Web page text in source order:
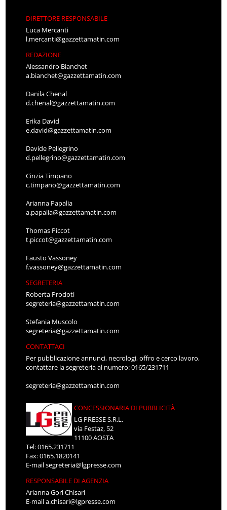
DIRETTORE RESPONSABILE
Luca Mercanti
l.mercanti@gazzettamatin.com
REDAZIONE
Alessandro Bianchet
a.bianchet@gazzettamatin.com
Danila Chenal
d.chenal@gazzettamatin.com
Erika David
e.david@gazzettamatin.com
Davide Pellegrino
d.pellegrino@gazzettamatin.com
Cinzia Timpano
c.timpano@gazzettamatin.com
Arianna Papalia
a.papalia@gazzettamatin.com
Thomas Piccot
t.piccot@gazzettamatin.com
Fausto Vassoney
f.vassoney@gazzettamatin.com
SEGRETERIA
Roberta Prodoti
segreteria@gazzettamatin.com
Stefania Muscolo
segreteria@gazzettamatin.com
CONTATTACI
Per pubblicazione annunci, necrologi, offro e cerco lavoro,
contattare la segreteria al numero: 0165/231711
segreteria@gazzettamatin.com
CONCESSIONARIA DI PUBBLICITÀ
LG PRESSE S.R.L.
via Festaz, 52
11100 AOSTA
Tel: 0165.231711
Fax: 0165.1820141
E-mailsegreteria@lgpresse.com
RESPONSABILE DI AGENZIA
Arianna Gori Chisari
E-maila.chisari@lgpresse.com